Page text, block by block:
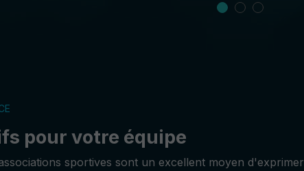
pour votre équipe
sportives sont un excellent moyen d'exprimer